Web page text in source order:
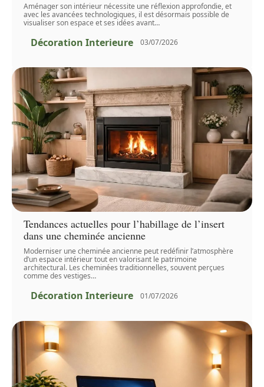
Aménager son intérieur nécessite une réflexion approfondie, et
avec les avancées technologiques, il est désormais possible de
visualiser son espace et ses idées avant…
Décoration Interieure 03/07/2026
Tendances actuelles pour l’habillage de l’insert
dans une cheminée ancienne
Moderniser une cheminée ancienne peut redéfinir l’atmosphère
d’un espace intérieur tout en valorisant le patrimoine
architectural. Les cheminées traditionnelles, souvent perçues
comme des vestiges…
Décoration Interieure 01/07/2026